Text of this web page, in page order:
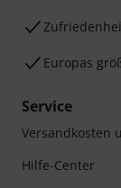
Europas
Service
Versandkosten
Hilfe-Center